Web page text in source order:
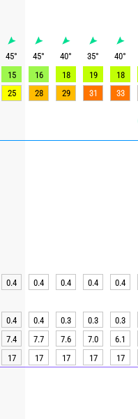
45° 45° 40° 35° 40°
15
16 18 19 18
25
28 29 31 33
0.4 0.4 0.4 0.4 0.4
0.4 0.4 0.3 0.3 0.3
7.4
7.7 7.6 7.0 6.1
17
17 17 17 17